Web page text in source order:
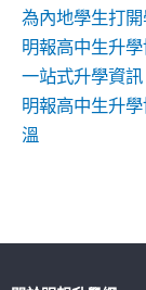
為內地學生打
明報高中生升
一站式升學資
明報高中生升
溫